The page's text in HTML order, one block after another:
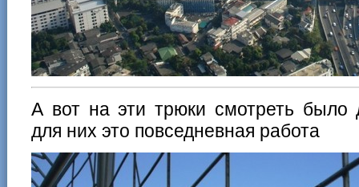
А вот на эти трюки смотреть было
для них это повседневная работа